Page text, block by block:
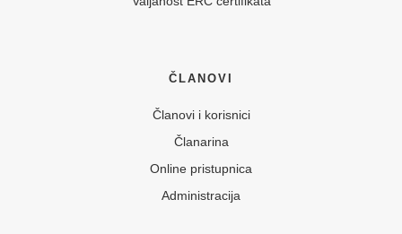
ČLANOVI
Članovi i korisnici
Članarina
Online pristupnica
Administracija